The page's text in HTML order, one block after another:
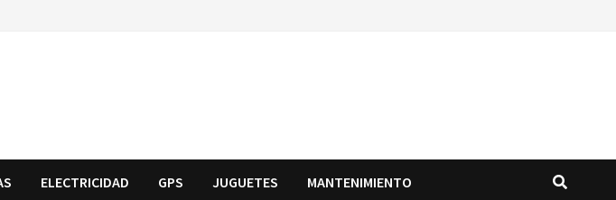
ELECTRICIDAD GPS JUGUETES MANTENIMIENTO